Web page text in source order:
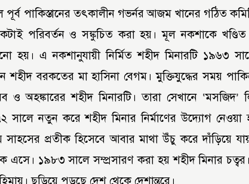
পূর্ব পাকিস্তানের তৎকালীন গভর্নর আজম খানের গঠিত
পরিবর্তন ও সঙ্কুচিত করা হয়। মূল নকশাকে
হয়। এ নকশানুযায়ী নির্মিত শহীদ মিনারটি ১৯৬৩
শহীদ বরকতের মা হাসিনা বেগম। মুক্তিযুদ্ধের সময়
ও অহঙ্কারের শহীদ মিনারটি। তারা সেখানে ‘মসজিদ’
সালে নতুন করে শহীদ মিনার নির্মাণের উদ্যোগ
সাহসের প্রতীক হিসেবে আবার মাথা উঁচু করে দাঁড়িয়ে
এসে। ১৯৮৩ সালে সম্প্রসারণ করা হয় শহীদ মিনার
ছড়িয়ে পড়ছে দেশ থেকে দেশান্তরে।